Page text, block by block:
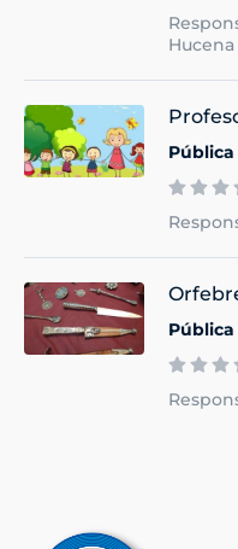
Hucena
Pública
Pública